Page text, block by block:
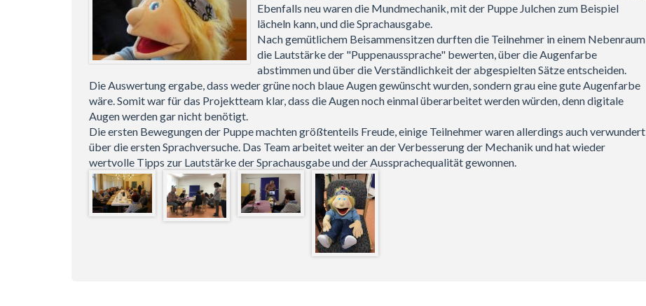
Ebenfalls neu waren die Mundmechanik, mit der Puppe Julchen zum Beispiel
lächeln kann, und die Sprachausgabe.
Nach gemütlichem Beisammensitzen durften die Teilnehmer in einem Nebenraum
die Lautstärke der "Puppenaussprache" bewerten, über die Augenfarbe
abstimmen und über die Verständlichkeit der abgespielten Sätze entscheiden.
Die Auswertung ergabe, dass weder grüne noch blaue Augen gewünscht wurden, sondern grau eine gute Augenfarbe
wäre. Somit war für das Projektteam klar, dass die Augen noch einmal überarbeitet werden würden, denn digitale
Augen werden gar nicht benötigt.
Die ersten Bewegungen der Puppe machten größtenteils Freude, einige Teilnehmer waren allerdings auch verwundert
über die ersten Sprachversuche. Das Team arbeitet weiter an der Verbesserung der Mechanik und hat wieder
wertvolle Tipps zur Lautstärke der Sprachausgabe und der Aussprachequalität gewonnen.